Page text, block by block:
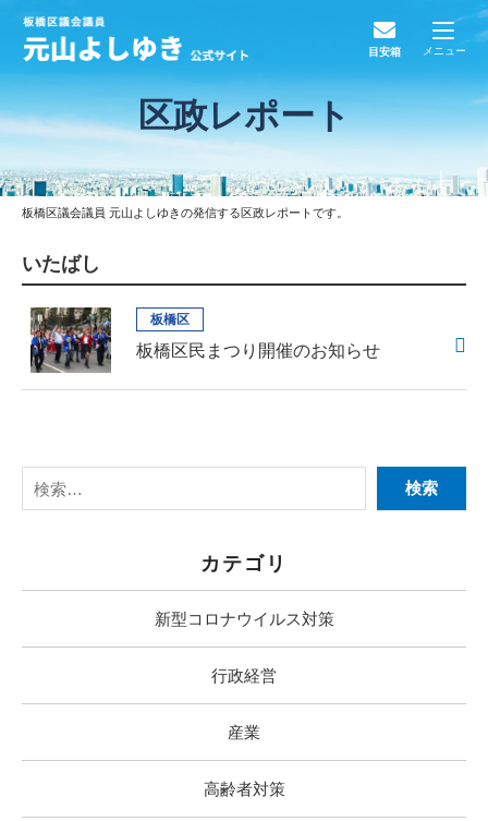
目安箱 メニュー
板橋区議会議員 元山よしゆきの発信する区政レポートです。
区政レポート
いたばし
板橋区
板橋区民まつり開催のお知らせ
カテゴリ
新型コロナウイルス対策
行政経営
産業
高齢者対策